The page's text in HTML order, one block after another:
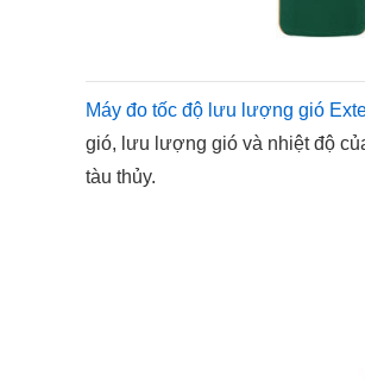
Máy đo tốc độ lưu lượng gió
gió, lưu lượng gió và nhiệt độ
tàu thủy.